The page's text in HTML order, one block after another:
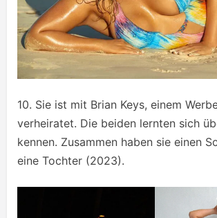
10. Sie ist mit Brian Keys, einem
verheiratet. Die beiden lernten sich
kennen. Zusammen haben sie einen
eine Tochter (2023).